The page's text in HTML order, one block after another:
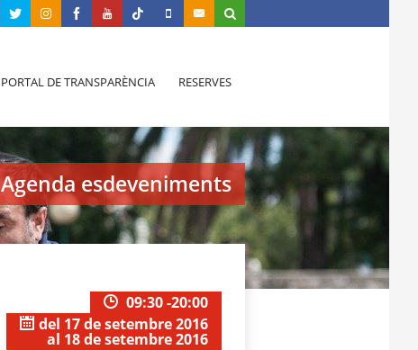
PORTAL DE TRANSPARÈNCIA RESERVES
Agenda esdeveniments
09:30 -20:00
del 17 de setembre 2016
al 18 de setembre 2016